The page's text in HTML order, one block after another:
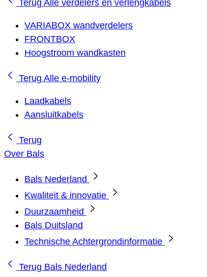
Terug Alle verdelers en verlengkabels
VARIABOX wandverdelers
FRONTBOX
Hoogstroom wandkasten
Terug Alle e-mobility
Laadkabels
Aansluitkabels
Terug
Over Bals
Bals Nederland
Kwaliteit & innovatie
Duurzaamheid
Bals Duitsland
Technische Achtergrondinformatie
Terug Bals Nederland